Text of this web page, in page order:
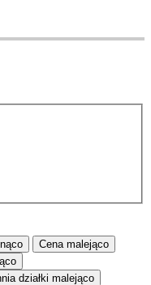
Cenamalejąco
działki malejąco